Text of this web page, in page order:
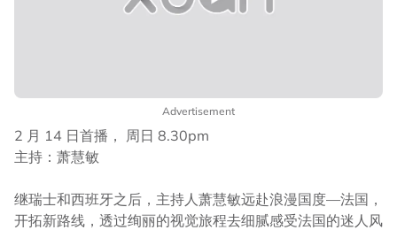
Advertisement
2 月 14 日首播， 周日 8.30pm
主持：萧慧敏
继瑞士和西班牙之后，主持人萧慧敏远赴浪漫国度—法国，
开拓新路线，透过绚丽的视觉旅程去细腻感受法国的迷人风